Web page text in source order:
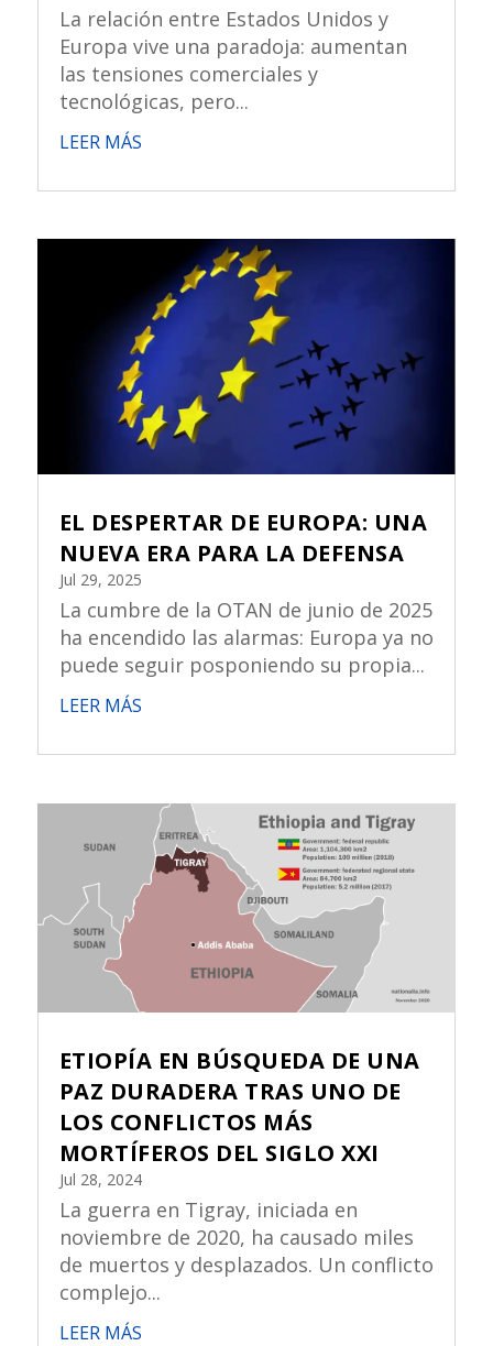
La relación entre Estados Unidos y
Europa vive una paradoja: aumentan
las tensiones comerciales y
tecnológicas, pero...
LEER MÁS
EL DESPERTAR DE EUROPA: UNA
NUEVA ERA PARA LA DEFENSA
Jul 29, 2025
La cumbre de la OTAN de junio de 2025
ha encendido las alarmas: Europa ya no
puede seguir posponiendo su propia...
LEER MÁS
ETIOPÍA EN BÚSQUEDA DE UNA
PAZ DURADERA TRAS UNO DE
LOS CONFLICTOS MÁS
MORTÍFEROS DEL SIGLO XXI
Jul 28, 2024
La guerra en Tigray, iniciada en
noviembre de 2020, ha causado miles
de muertos y desplazados. Un conflicto
complejo...
LEER MÁS